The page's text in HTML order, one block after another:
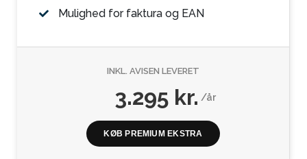
Mulighed for faktura og EAN
INKL. AVISEN LEVERET
3.295 kr./år
KØB PREMIUM EKSTRA